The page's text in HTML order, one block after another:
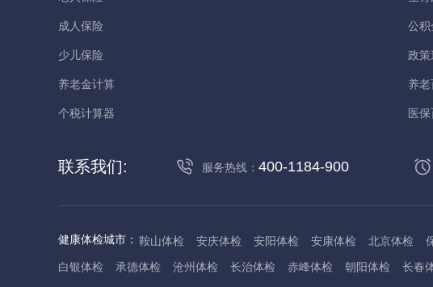
成人保险
少儿保险
养老金计算
个税计算器
公积
政策
养
医
联系我们: 服务热线： 400-1184-900
健康体检城市： 鞍山体检 安庆体检 安阳体检 安康体检 北京体检
白银体检
承德体检 沧州体检 长治体检 赤峰体检 朝阳体检 长春